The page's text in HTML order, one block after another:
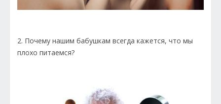
2. Почему нашим бабушкам всегда кажется, что мы
плохо питаемся?